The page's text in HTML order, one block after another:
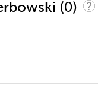
(0)